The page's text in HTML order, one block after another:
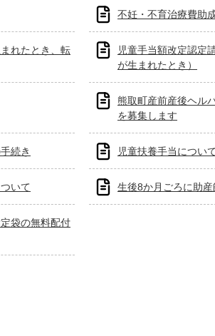
不妊・不育治療費助
れたとき、転
児童手当額改定認定
が生まれたとき）
熊取町産前産後ヘル
を募集します
続き 児童扶養手当につい
いて 生後8か月ごろに助
袋の無料配付